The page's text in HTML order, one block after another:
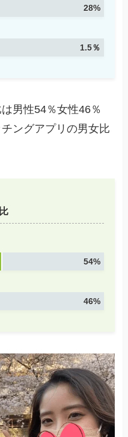
28%
1.5％
男性54％女性46％
ングアプリの男女比
54%
46%